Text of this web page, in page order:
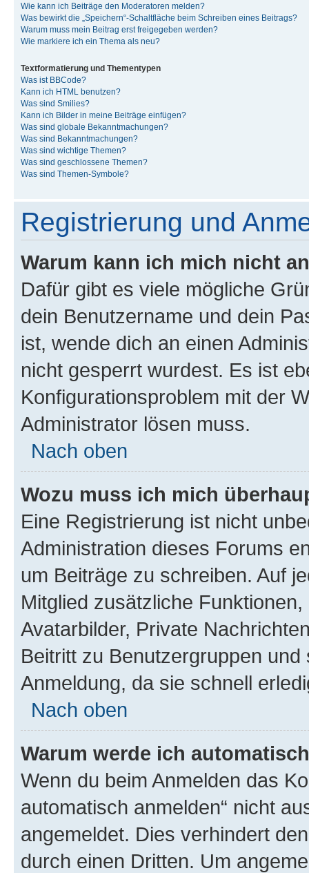
Wie kann ich Beiträge den Moderatoren melden?
Was bewirkt die „Speichern“-Schaltfläche beim Schreiben eines Beitrags?
Warum muss mein Beitrag erst freigegeben werden?
Wie markiere ich ein Thema als neu?
Textformatierung und Thementypen
Was ist BBCode?
Kann ich HTML benutzen?
Was sind Smilies?
Kann ich Bilder in meine Beiträge einfügen?
Was sind globale Bekanntmachungen?
Was sind Bekanntmachungen?
Was sind wichtige Themen?
Was sind geschlossene Themen?
Was sind Themen-Symbole?
Registrierung und
Warum kann ich mich nicht
Dafür gibt es viele mögliche
dein Benutzername und dein
ist, wende dich an einen
nicht gesperrt wurdest. Es ist
Konfigurationsproblem mit der
Administrator lösen muss.
Nach oben
Wozu muss ich mich
Eine Registrierung ist nicht
Administration dieses Forums
um Beiträge zu schreiben. Auf
Mitglied zusätzliche
Avatarbilder, Private
Beitritt zu Benutzergruppen
Anmeldung, da sie schnell
Nach oben
Warum werde ich
Wenn du beim Anmelden das
automatisch anmelden“ nicht
angemeldet. Dies verhindert
durch einen Dritten. Um